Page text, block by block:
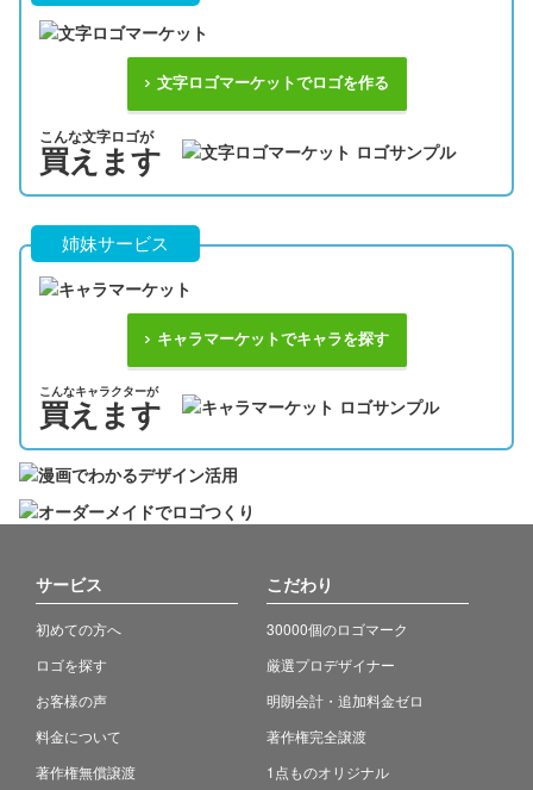
文字ロゴマーケットでロゴを作る
こんな文字ロゴが
買えます
姉妹サービス
キャラマーケットでキャラを探す
こんなキャラクターが
買えます
サービス
初めての方へ
ロゴを探す
お客様の声
料金について
著作権無償譲渡
こだわり
30000個のロゴマーク
厳選プロデザイナー
明朗会計・追加料金ゼロ
著作権完全譲渡
1点ものオリジナル